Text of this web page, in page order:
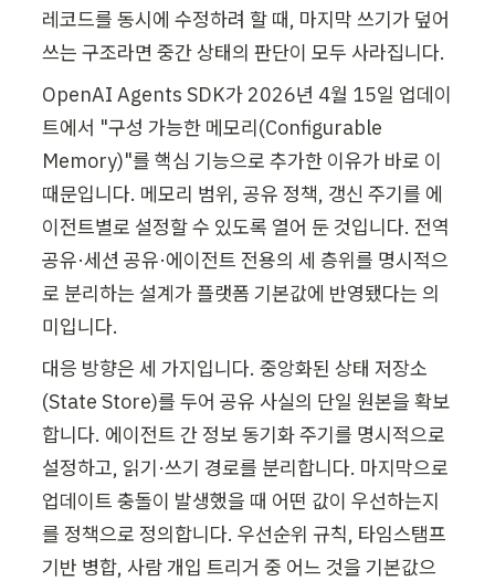
레코드를 동시에 수정하려 할 때, 마지막 쓰기가 덮어
쓰는 구조라면 중간 상태의 판단이 모두 사라집니다.
OpenAI Agents SDK가 2026년 4월 15일 업데이
트에서 "구성 가능한 메모리(Configurable
Memory)"를 핵심 기능으로 추가한 이유가 바로 이
때문입니다. 메모리 범위, 공유 정책, 갱신 주기를 에
이전트별로 설정할 수 있도록 열어 둔 것입니다. 전역
공유·세션 공유·에이전트 전용의 세 층위를 명시적으
로 분리하는 설계가 플랫폼 기본값에 반영됐다는 의
미입니다.
대응 방향은 세 가지입니다. 중앙화된 상태 저장소
(State Store)를 두어 공유 사실의 단일 원본을 확보
합니다. 에이전트 간 정보 동기화 주기를 명시적으로
설정하고, 읽기·쓰기 경로를 분리합니다. 마지막으로
업데이트 충돌이 발생했을 때 어떤 값이 우선하는지
를 정책으로 정의합니다. 우선순위 규칙, 타임스탬프
기반 병합, 사람 개입 트리거 중 어느 것을 기본값으